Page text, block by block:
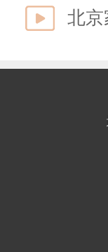
北